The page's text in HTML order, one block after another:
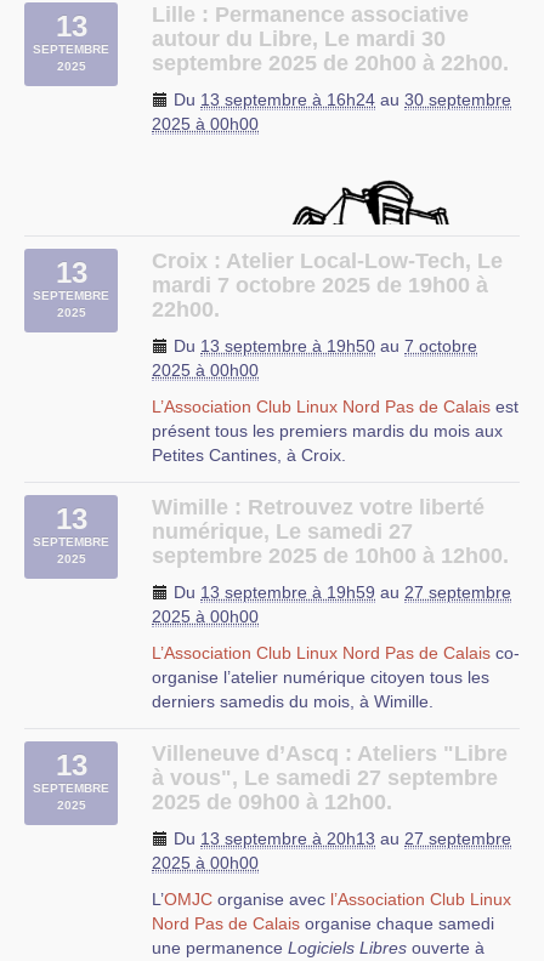
professionnels d’impression.
Il peut également permettre de créer des
présentations animées et interactives, et des
Beauvais
13
SEPTEMBRE
2025
Lille : Permanence associative
autour du Libre, Le mardi 30
septembre 2025 de 20h00 à 22h00.
Du 13 septembre à 16h24 au 30 septembre
2025 à 00h00
Vous avez décidé de reprendre en main votre
vie numérique ? Venez nous rencontrer
Citoyen à Lille !
La permanence associative autour du Libre est
une manifestation conviviale, ouverte à toutes
et tous, organisée le dernier mardi (ou jeudi) de
chaque mois par les collectifs de
, ...).
Rejoignez-nous pour y discuter joyeusement de
13
SEPTEMBRE
2025
Croix : Atelier Local-Low-Tech, Le
mardi 7 octobre 2025 de 19h00 à
22h00.
Du 13 septembre à 19h50 au 7 octobre
2025 à 00h00
L’Association Club Linux Nord Pas de Calais est
présent tous les premiers mardis du mois aux
Petites Cantines, à Croix.
d’installer le système d’exploitation libre Linux
et/ou les logiciels libres que vous utilisez sur
votre ordinateur.
Si votre ordinateur est récent et que vous vous
voulez vous donner les moyens de maîtriser les
votre ordinateur devient poussif ...
Pensez à nous rendre visite, c’est gratuit et on
vous donnera toutes les clés pour que vous
puissiez faire le choix qui vous convient 😁
13
SEPTEMBRE
2025
Wimille : Retrouvez votre liberté
numérique, Le samedi 27
septembre 2025 de 10h00 à 12h00.
Du 13 septembre à 19h59 au 27 septembre
2025 à 00h00
L’Association Club Linux Nord Pas de Calais co-
organise l’atelier numérique citoyen tous les
derniers samedis du mois, à Wimille.
Les petits déjeuners du libre consistent à un
temps d’échange convivial autour du
numérique, de l’informatique, dit libre et
13
SEPTEMBRE
2025
Villeneuve d’Ascq : Ateliers "Libre
à vous", Le samedi 27 septembre
2025 de 09h00 à 12h00.
Du 13 septembre à 20h13 au 27 septembre
2025 à 00h00
L’OMJC organise avec l’Association Club Linux
Nord Pas de Calais organise chaque samedi
une permanence Logiciels Libres ouverte à